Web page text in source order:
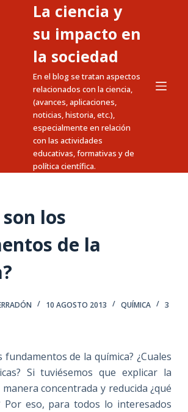
La ciencia y
su impacto en
la sociedad
En el blog se tratan aspectos
relacionados con la ciencia,
(avances, aplicaciones,
noticias, historia, etc.),
especialmente en relación
con las actividades
educativas, formativas y de
política científica.
los
de la
10 AGOSTO 2013 QUÍMICA
3
fundamentos de la química? ¿Cuales
Si tuviésemos que explicar la
concentrada y reducida ¿qué
Por eso, para todos lo interesados